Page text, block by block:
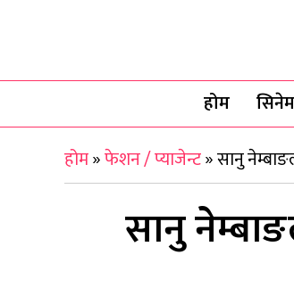
होम
होम»फेशन / प्याजेन्ट»सानु
सानु